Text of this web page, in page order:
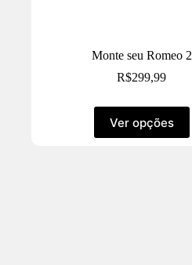
Monte seu Romeo 2
R$299,99
Ver opções